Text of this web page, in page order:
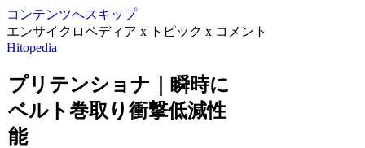
コンテンツへスキップ
エンサイクロペディア x トピック x コメント
Hitopedia
プリテンショナ｜瞬時に
ベルト巻取り衝撃低減性
能